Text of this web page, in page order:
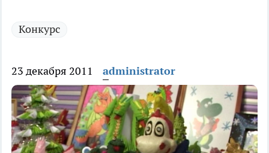
Конкурс
23 декабря 2011 administrator